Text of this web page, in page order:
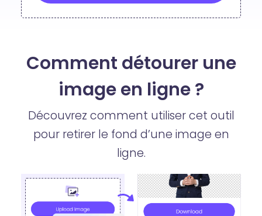
Comment détourer une
image en ligne ?
Découvrez comment utiliser cet outil
pour retirer le fond d’une image en
ligne.